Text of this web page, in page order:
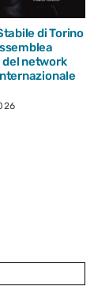
Ibridi 2026
26 / 03 / 2026